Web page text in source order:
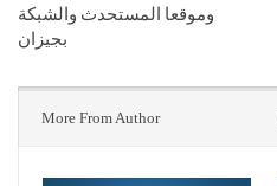
وموقعا المستحدث والشبكة
بجيزان
More From Author